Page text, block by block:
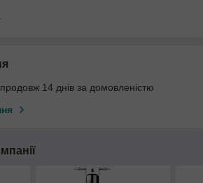
14 днів за домовленістю